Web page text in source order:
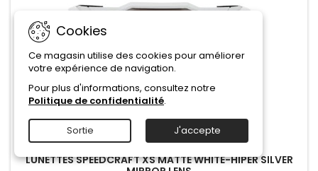
MARQUE:100PERCENT
LUNETTES SPEEDCRAFT XS MATTE WHITE-HIPER SILVER
Cookies
Ce magasin utilise des cookies pour améliorer
votre expérience de navigation.
Pour plus d'informations, consultez notre
Politique de confidentialité.
Sortie J'accepte